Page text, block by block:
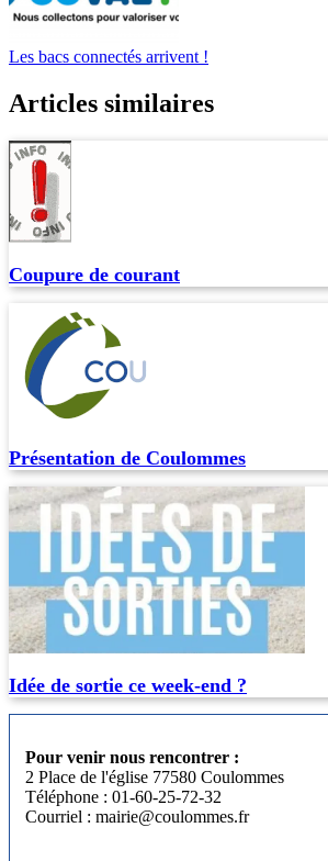
Les bacs connectés arrivent !
Articles similaires
Coupure de courant
Présentation de Coulommes
Idée de sortie ce week-end ?
Pour venir nous rencontrer :
2 Place de l'église 77580 Coulommes
Téléphone : 01-60-25-72-32
Courriel : mairie@coulommes.fr